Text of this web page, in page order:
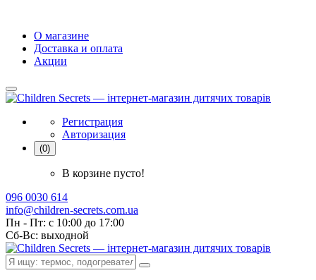
О магазине
Доставка и оплата
Акции
Регистрация
Авторизация
(0)
В корзине пусто!
096 0030 614
info@children-secrets.com.ua
Пн - Пт: с 10:00 до 17:00
Сб-Вс: выходной